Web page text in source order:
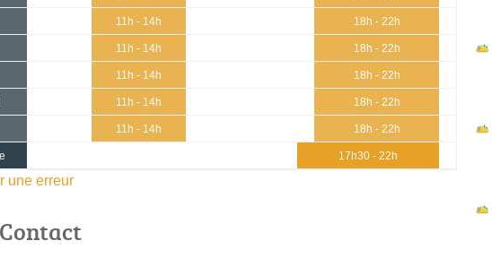
11h - 14h 18h - 22h
11h - 14h 18h - 22h
11h - 14h 18h - 22h
11h - 14h 18h - 22h
11h - 14h 18h - 22h
17h30 - 22h
une erreur
Contact